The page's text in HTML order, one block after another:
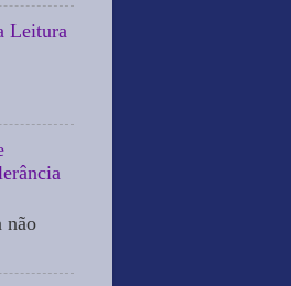
Leitura
não